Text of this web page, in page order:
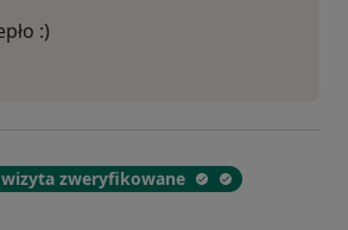
:)
wizyta zweryfikowane